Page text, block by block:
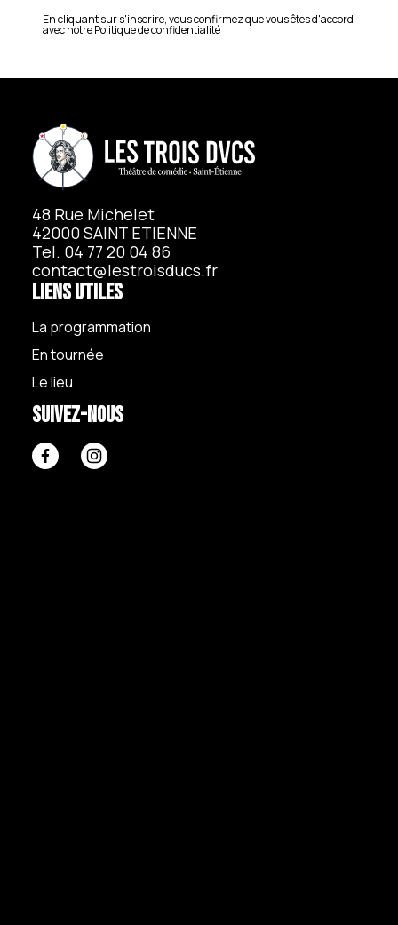
En cliquant sur s'inscrire, vous confirmez que vous êtes d'accord
avec notrePolitique de confidentialité
48 Rue Michelet
42000 SAINT ETIENNE
Tel. 04 77 20 04 86
contact@lestroisducs.fr
Liens utiles
La programmation
En tournée
Le lieu
Suivez-nous